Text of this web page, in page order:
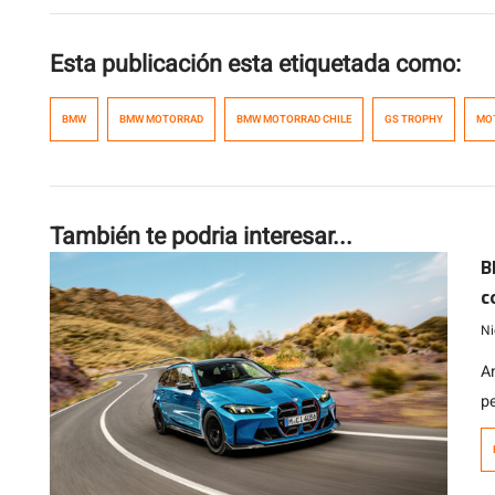
Esta publicación esta etiquetada como:
BMW BMW MOTORRAD BMW MOTORRAD CHILE GS TROPHY
También te podria interesar...